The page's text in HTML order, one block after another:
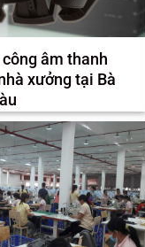
âm thanh
xưởng tại Bà